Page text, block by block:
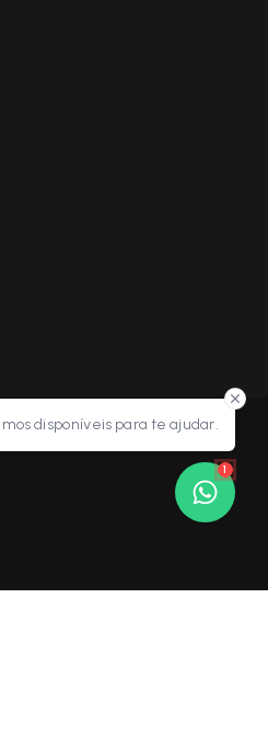
disponíveis para te ajudar.
1
IMOBILIÁRIOS RP - Todos